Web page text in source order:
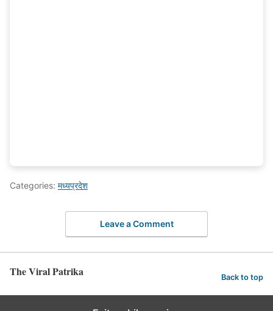
Categories: मध्यप्रदेश
Leave a Comment
The Viral Patrika Back to top